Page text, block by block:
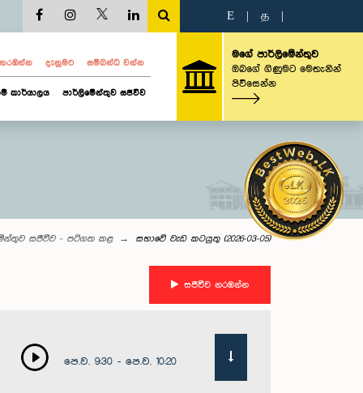
E த
දැනුමට සම්බන්ධ වන්න
කාර්යාලය පාර්ලිමේන්තුව සජීවීව
මගේ පාර්ලිමේන්තුව
ඔබගේ ගිණුමට මෙතැනින්
පිවිසෙන්න
සජීවීව - පටිගත කළ සභාවේ වැඩ කටයුතු (2026-03-05)
සජීවීව නරඹන්න
පෙ.ව. 9:30 - පෙ.ව. 10:20